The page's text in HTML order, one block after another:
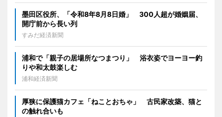
墨田区役所、「令和8年8月8日婚」 300人超が婚姻届、
開庁前から長い列
すみだ経済新聞
浦和で「親子の居場所なつまつり」 浴衣姿でヨーヨー釣
りや和太鼓楽しむ
浦和経済新聞
厚狭に保護猫カフェ「ねことおちゃ」 古民家改築、猫と
の触れ合いも